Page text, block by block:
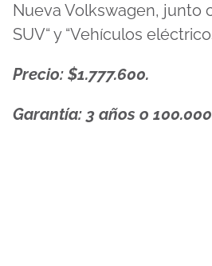
Nueva Volkswagen, junto
SUV“ y “Vehículos
Precio: $1.777.600.
Garantía: 3 años o